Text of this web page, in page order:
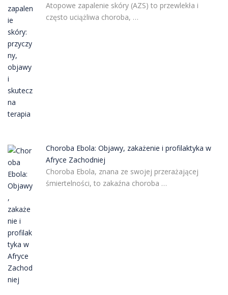
Atopowe zapalenie skóry (AZS) to przewlekła i
często uciążliwa choroba, …
Choroba Ebola: Objawy, zakażenie i profilaktyka w
Afryce Zachodniej
Choroba Ebola, znana ze swojej przerażającej
śmiertelności, to zakaźna choroba …